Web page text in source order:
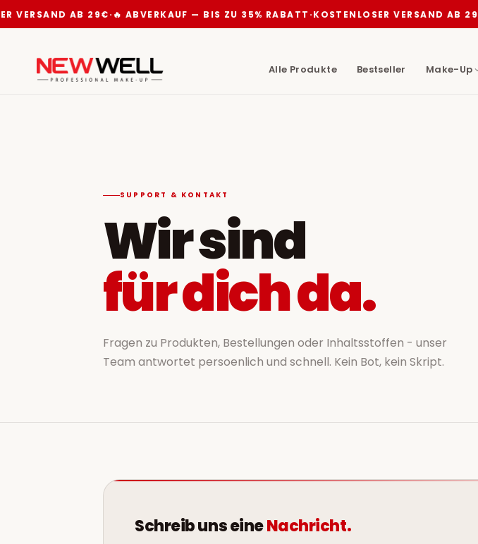
VERSAND AB 29€·🔥 ABVERKAUF — BIS ZU 35% RABATT·KOSTENLOSER VERSAND AB 29€·
Alle Produkte Bestseller Make-Up
SUPPORT & KONTAKT
Wir sind
für dich da.
Fragen zu Produkten, Bestellungen oder Inhaltsstoffen - unser
Team antwortet persoenlich und schnell. Kein Bot, kein Skript.
Schreib uns eineNachricht.